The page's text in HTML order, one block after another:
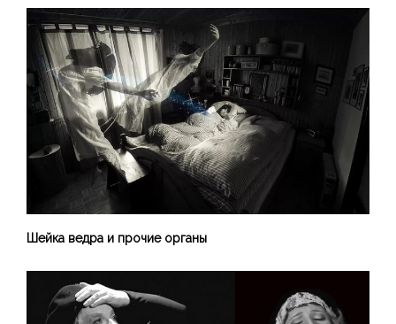
Шейка ведра и прочие органы